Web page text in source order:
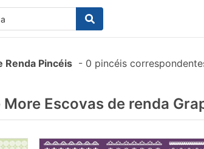
Renda Pincéis - 0 pincéis
More Escovas de renda